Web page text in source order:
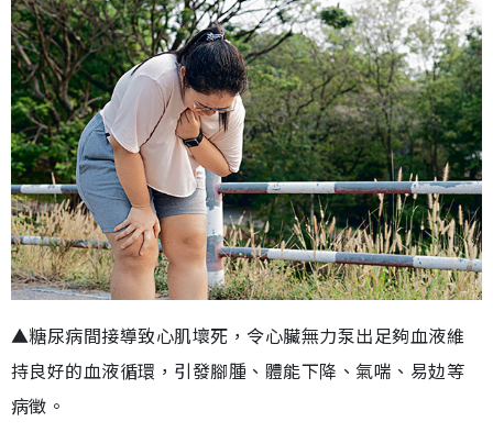
▲糖尿病間接導致心肌壞死，令心臟無力泵出足夠血液維
持良好的血液循環，引發腳腫、體能下降、氣喘、易攰等
病徵。